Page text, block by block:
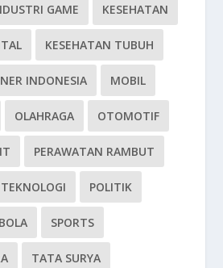
GAME KESEHATAN
KESEHATAN TUBUH
INDONESIA MOBIL
OLAHRAGA OTOMOTIF
PERAWATAN RAMBUT
POLITIK
SPORTS
TATA SURYA